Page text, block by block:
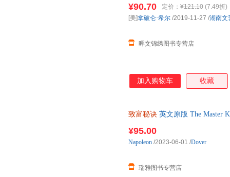
¥90.70 定价： ¥121.10 (7.49折)
晖文锦绣图书专营店
[美]拿破仑·希尔 /2019-11-27 /湖南文
加入购物车 收藏
致富秘诀 英文原版 The Master
¥95.00
瑞雅图书专营店
Napoleon /2023-06-01 /Dover